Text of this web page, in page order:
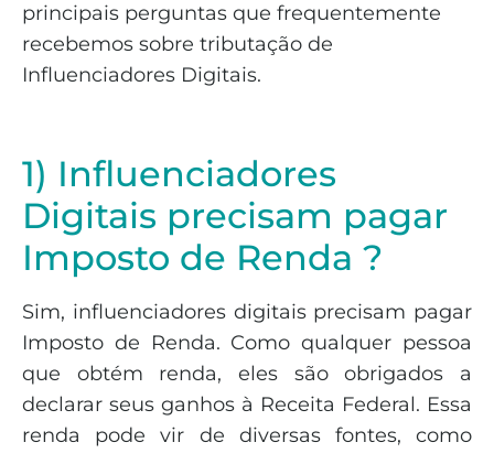
principais perguntas que frequentemente
recebemos sobre tributação de
Influenciadores Digitais.
1) Influenciadores
Digitais precisam pagar
Imposto de Renda ?
Sim, influenciadores digitais precisam pagar
Imposto de Renda. Como qualquer pessoa
que obtém renda, eles são obrigados a
declarar seus ganhos à Receita Federal. Essa
renda pode vir de diversas fontes, como